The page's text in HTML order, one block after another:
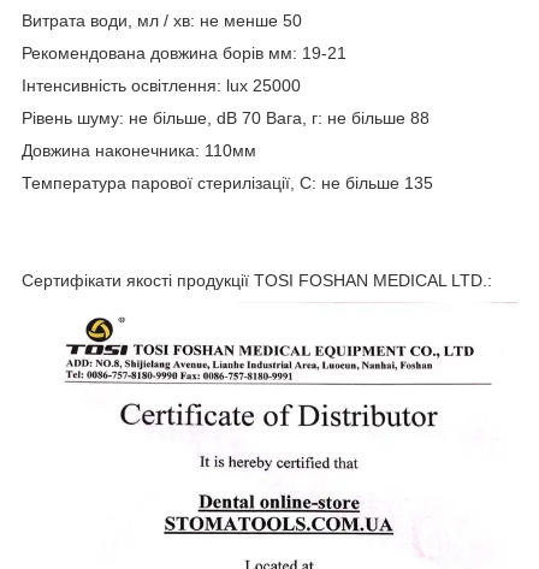
Витрата води, мл / хв: не менше 50
Рекомендована довжина борів мм: 19-21
Інтенсивність освітлення: lux 25000
Рівень шуму: не більше, dB 70 Вага, г: не більше 88
Довжина наконечника: 110мм
Температура парової стерилізації, С: не більше 135
Сертифікати якості продукції TOSI FOSHAN MEDICAL LTD.: